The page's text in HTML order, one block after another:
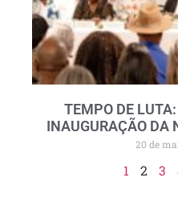
TEMPO DE
INAUGURAÇÃO DA
20 de
1 2 3